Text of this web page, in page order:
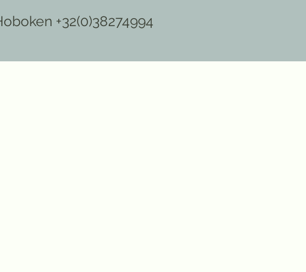
+32(0)38274994